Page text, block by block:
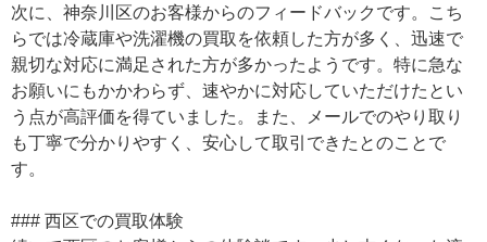
次に、神奈川区のお客様からのフィードバックです。こち
らでは冷蔵庫や洗濯機の買取を依頼した方が多く、迅速で
親切な対応に満足された方が多かったようです。特に急な
お願いにもかかわらず、速やかに対応していただけたとい
う点が高評価を得ていました。また、メールでのやり取り
も丁寧で分かりやすく、安心して取引できたとのことで
す。
### 西区での買取体験